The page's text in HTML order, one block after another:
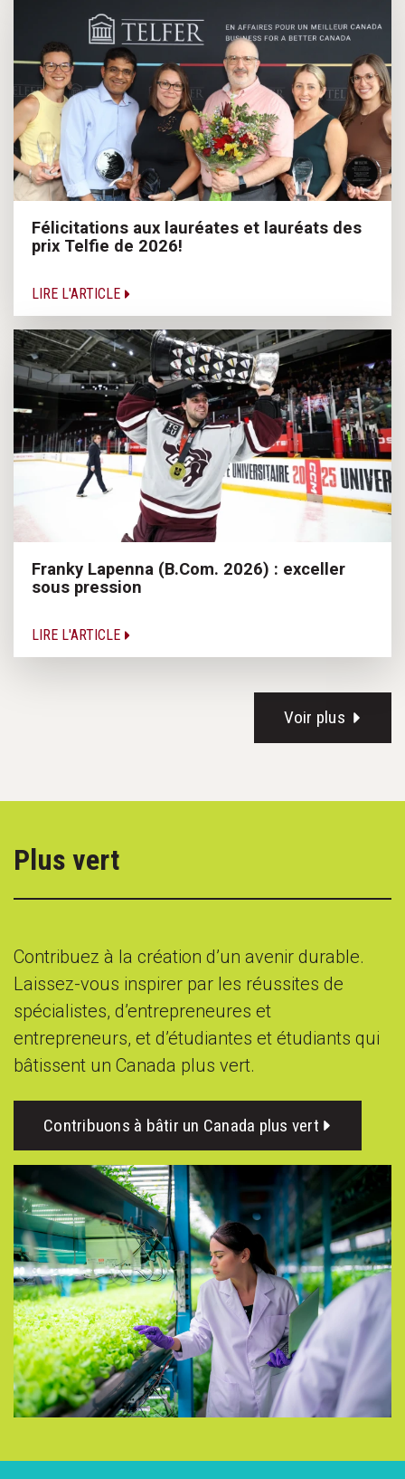
Félicitations aux lauréates et lauréats des
prix Telfie de 2026!
LIRE L'ARTICLE
Franky Lapenna (B.Com. 2026) : exceller
sous pression
LIRE L'ARTICLE
Voir plus
Plus vert
Contribuez à la création d’un avenir durable.
Laissez-vous inspirer par les réussites de
spécialistes, d’entrepreneures et
entrepreneurs, et d’étudiantes et étudiants qui
bâtissent un Canada plus vert.
Contribuons à bâtir un Canada plus vert